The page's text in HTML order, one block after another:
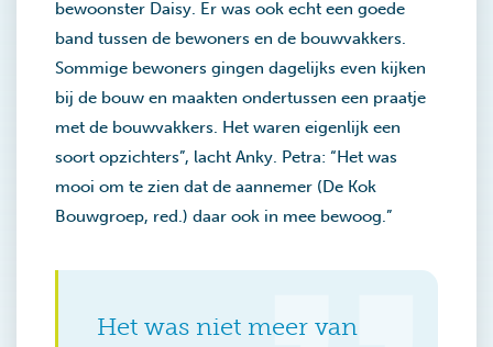
bewoonster Daisy. Er was ook echt een goede
band tussen de bewoners en de bouwvakkers.
Sommige bewoners gingen dagelijks even kijken
bij de bouw en maakten ondertussen een praatje
met de bouwvakkers. Het waren eigenlijk een
soort opzichters”, lacht Anky. Petra: “Het was
mooi om te zien dat de aannemer (De Kok
Bouwgroep, red.) daar ook in mee bewoog.”
Het was niet meer van